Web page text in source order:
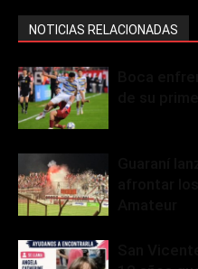
NOTICIAS RELACIONADAS